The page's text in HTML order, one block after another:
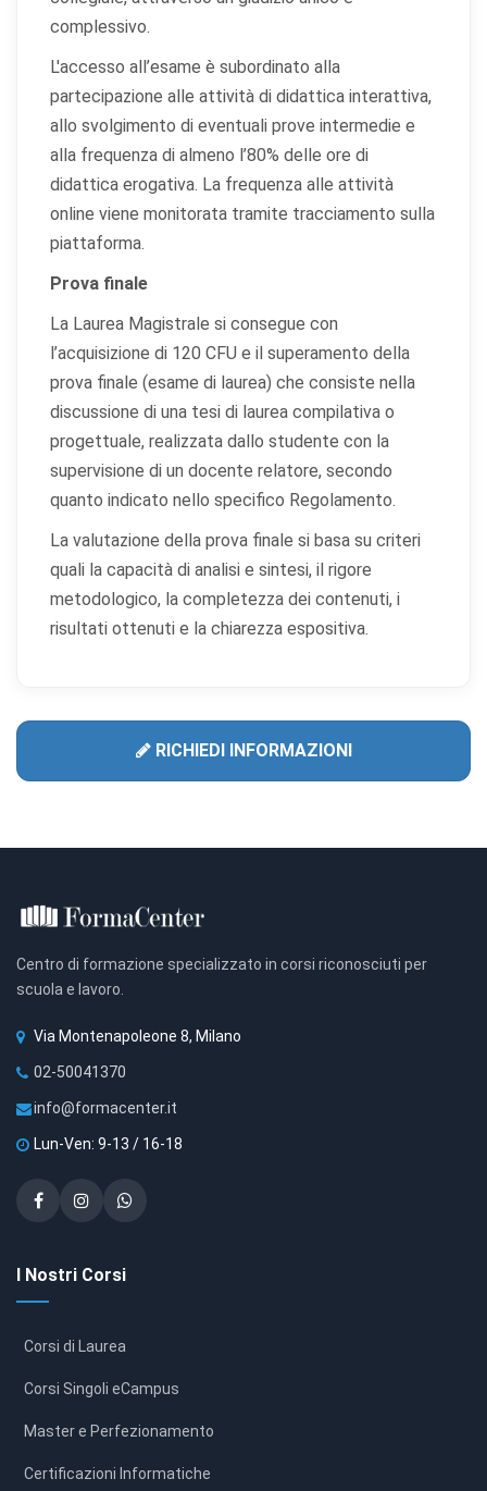
complessivo.
L'accesso all’esame è subordinato alla
partecipazione alle attività di didattica interattiva,
allo svolgimento di eventuali prove intermedie e
alla frequenza di almeno l’80% delle ore di
didattica erogativa. La frequenza alle attività
online viene monitorata tramite tracciamento sulla
piattaforma.
Prova finale
La Laurea Magistrale si consegue con
l’acquisizione di 120 CFU e il superamento della
prova finale (esame di laurea) che consiste nella
discussione di una tesi di laurea compilativa o
progettuale, realizzata dallo studente con la
supervisione di un docente relatore, secondo
quanto indicato nello specifico Regolamento.
La valutazione della prova finale si basa su criteri
quali la capacità di analisi e sintesi, il rigore
metodologico, la completezza dei contenuti, i
risultati ottenuti e la chiarezza espositiva.
RICHIEDI INFORMAZIONI
Centro di formazione specializzato in corsi riconosciuti per
scuola e lavoro.
Via Montenapoleone 8, Milano
02-50041370
info@formacenter.it
Lun-Ven: 9-13 / 16-18
I Nostri Corsi
Corsi di Laurea
Corsi Singoli eCampus
Master e Perfezionamento
Certificazioni Informatiche